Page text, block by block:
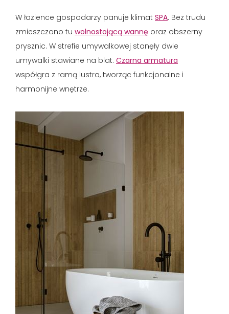
W łazience gospodarzy panuje klimat SPA. Bez trudu
zmieszczono tu wolnostojącą wannę oraz obszerny
prysznic. W strefie umywalkowej stanęły dwie
umywalki stawiane na blat. Czarna armatura
współgra z ramą lustra, tworząc funkcjonalne i
harmonijne wnętrze.